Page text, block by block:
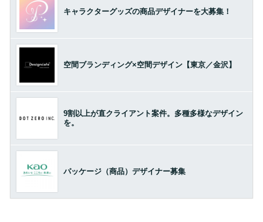
キャラクターグッズの商品デザイナーを大募集！
空間ブランディング×空間デザイン【東京／金沢】
9割以上が直クライアント案件。多種多様なデザイン
を。
パッケージ（商品）デザイナー募集